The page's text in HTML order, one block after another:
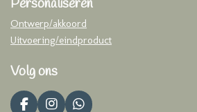
Personaliseren
Ontwerp/akkoord
Uitvoering/eindproduct
Volg ons